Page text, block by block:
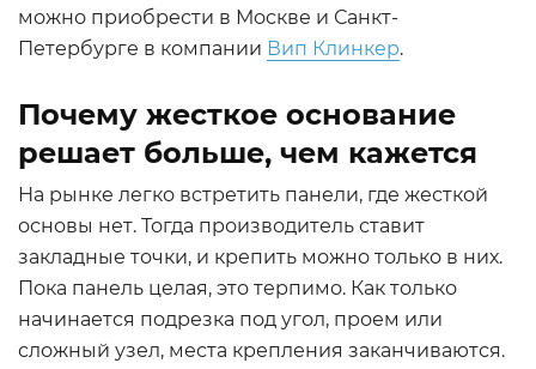
можно приобрести в Москве и Санкт-
Петербурге в компании Вип Клинкер.
Почему жесткое основание
решает больше, чем кажется
На рынке легко встретить панели, где жесткой
основы нет. Тогда производитель ставит
закладные точки, и крепить можно только в них.
Пока панель целая, это терпимо. Как только
начинается подрезка под угол, проем или
сложный узел, места крепления заканчиваются.